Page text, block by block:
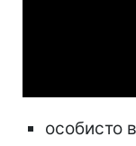
особисто